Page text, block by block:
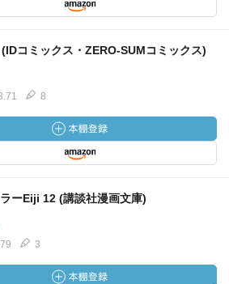
(IDコミックス・ZERO-SUMコミックス)
8
ーEiji 12 (講談社漫画文庫)
3